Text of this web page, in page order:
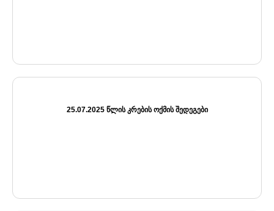
25.07.2025 ᲬᲚᲘᲡ ᲙᲠᲔᲑᲘᲡ ᲝᲥᲛᲘᲡ ᲨᲔᲓᲔᲒᲔᲑᲘ